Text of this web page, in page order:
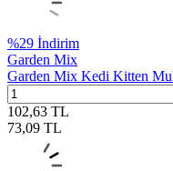
%29 İndirim
Garden Mix
Garden Mix Kedi Kitten
102,63 TL
73,09 TL